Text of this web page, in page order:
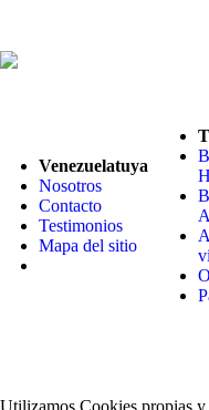
Venezuelatuya
Nosotros
Contacto
Testimonios
Mapa del sitio
Utilizamos Cookies propias y